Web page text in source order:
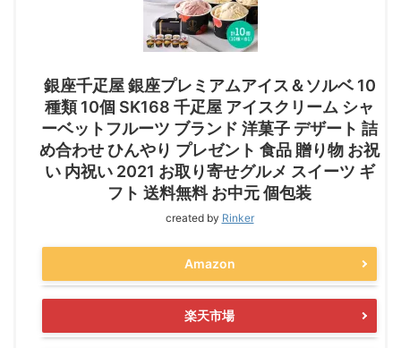
銀座千疋屋 銀座プレミアムアイス＆ソルベ 10
種類 10個 SK168 千疋屋 アイスクリーム シャ
ーベットフルーツ ブランド 洋菓子 デザート 詰
め合わせ ひんやり プレゼント 食品 贈り物 お祝
い 内祝い 2021 お取り寄せグルメ スイーツ ギ
フト 送料無料 お中元 個包装
created by Rinker
Amazon
楽天市場